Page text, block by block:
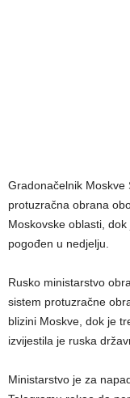
Gradonačelnik Moskve
protuzračna obrana
Moskovske oblasti,
pogođen u nedjelju.
Rusko ministarstvo
sistem protuzračne
blizini Moskve, dok je
izvijestila je ruska
Ministarstvo je za